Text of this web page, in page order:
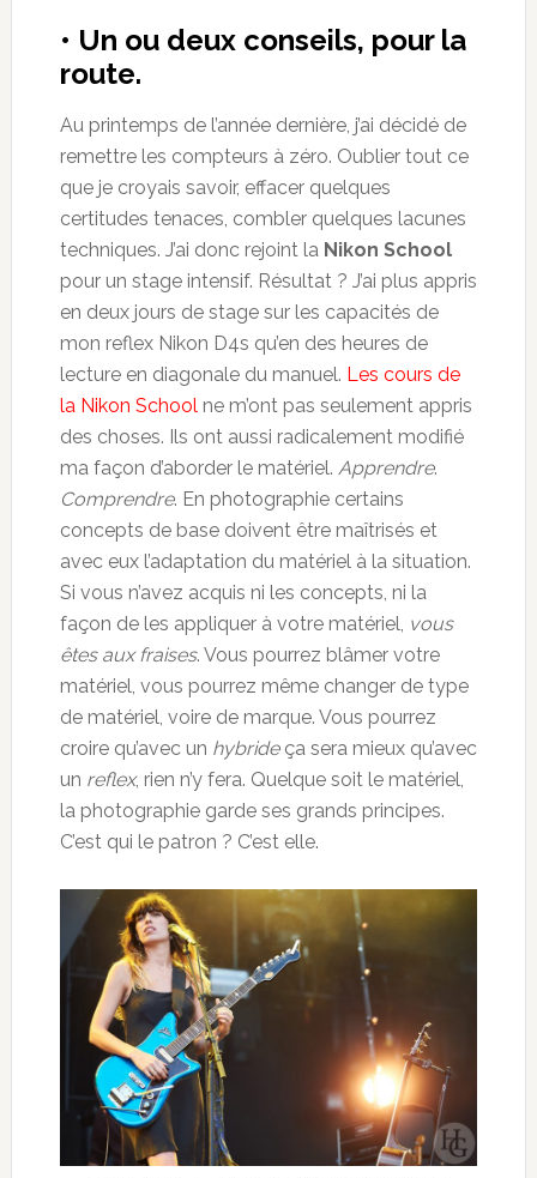
• Un ou deux conseils, pour la
route.
Au printemps de l’année dernière, j’ai décidé de
remettre les compteurs à zéro. Oublier tout ce
que je croyais savoir, effacer quelques
certitudes tenaces, combler quelques lacunes
techniques. J’ai donc rejoint la Nikon School
pour un stage intensif. Résultat ? J’ai plus appris
en deux jours de stage sur les capacités de
mon reflex Nikon D4s qu’en des heures de
lecture en diagonale du manuel. Les cours de
la Nikon School ne m’ont pas seulement appris
des choses. Ils ont aussi radicalement modifié
ma façon d’aborder le matériel. Apprendre.
Comprendre. En photographie certains
concepts de base doivent être maîtrisés et
avec eux l’adaptation du matériel à la situation.
Si vous n’avez acquis ni les concepts, ni la
façon de les appliquer à votre matériel, vous
êtes aux fraises. Vous pourrez blâmer votre
matériel, vous pourrez même changer de type
de matériel, voire de marque. Vous pourrez
croire qu’avec un hybrideça sera mieux qu’avec
un reflex, rien n’y fera. Quelque soit le matériel,
la photographie garde ses grands principes.
C’est qui le patron ? C’est elle.